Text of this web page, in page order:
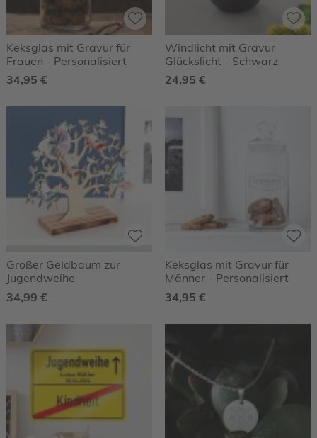
Keksglas mit Gravur für
Frauen - Personalisiert
34,95 €
Windlicht mit Gravur
Glückslicht - Schwarz
24,95 €
Großer Geldbaum zur
Jugendweihe
34,99 €
Keksglas mit Gravur für
Männer - Personalisiert
34,95 €